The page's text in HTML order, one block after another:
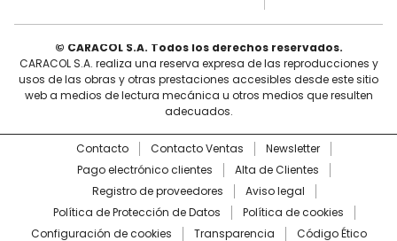
© CARACOL S.A. Todos los derechos reservados.
CARACOL S.A. realiza una reserva expresa de las reproducciones y
usos de las obras y otras prestaciones accesibles desde este sitio
web a medios de lectura mecánica u otros medios que resulten
adecuados.
Contacto Contacto Ventas
Newsletter
Pago electrónico clientes
Alta de Clientes
Registro de proveedores
Aviso legal
Política de Protección de Datos
Política de cookies
Configuración de cookies
Transparencia Código Ético